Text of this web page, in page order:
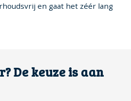
en gaat het zéér lang
De keuze is aan